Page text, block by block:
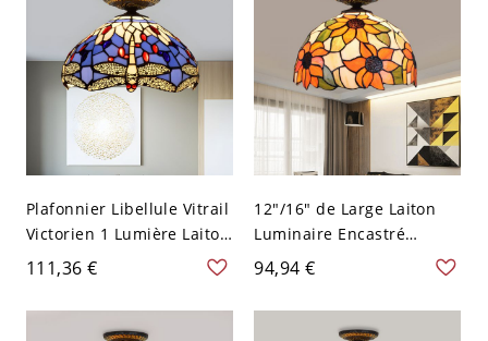
Libellule - Laiton 110 V-
120 V 40,64 cm
Plafonnier Libellule Vitrail
Victorien 1 Lumière Laiton
avec Abat-jour Dôme, A
111,36 €
12"/16" de Large Laiton
Luminaire Encastré
Victorien en Laiton à 1
Tête avec Abat-Jour de
Dôme en Vitrail Plafonnier
avec Motif de Tournesol -
94,94 €